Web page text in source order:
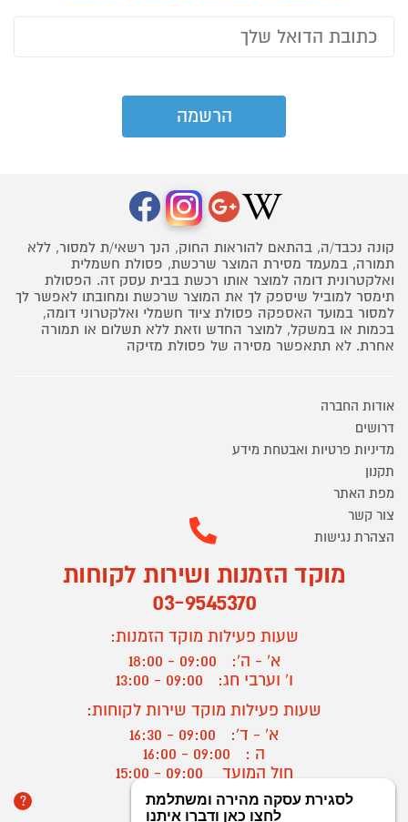
קונה נכבד/ה, בהתאם להוראות החוק, הנך רשאי/ת למסור, ללא
תמורה, במעמד מסירת המוצר שרכשת, פסולת חשמלית
ואלקטרונית דומה למוצר אותו רכשת בבית עסק זה. הפסולת
תימסר למוביל שיספק לך את המוצר שרכשת ומחובתו לאפשר לך
למסור במועד האספקה פסולת ציוד חשמלי ואלקטרוני דומה,
בכמות או במשקל, למוצר החדש וזאת ללא תשלום או תמורה
אחרת. לא תתאפשר מסירה של פסולת מזיקה
אודות החברה
דרושים
מדיניות פרטיות ואבטחת מידע
תקנון
מפת האתר
צור קשר
הצהרת נגישות
מוקד הזמנות ושירות לקוחות
03-9545370
שעות פעילות מוקד הזמנות:
א' - ה':
09:00 - 18:00
ו' וערבי חג:
09:00 - 13:00
שעות פעילות מוקד שירות לקוחות:
א' - ד':
09:00 - 16:30
ה :
09:00 - 16:00
חול המועד
? יצירת קשר/ביטול הזמנה